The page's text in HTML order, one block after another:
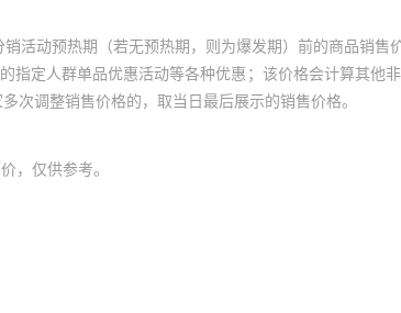
活动预热期（若无预热期，则为爆发期）前的商品销售
指定人群单品优惠活动等各种优惠；该价格会计算其他
次调整销售价格的，取当日最后展示的销售价格。
，仅供参考。